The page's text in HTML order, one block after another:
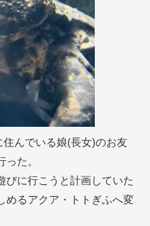
んでいる娘(長女)のお友
た。
びに行こうと計画していた
めるアクア・トトぎふへ変